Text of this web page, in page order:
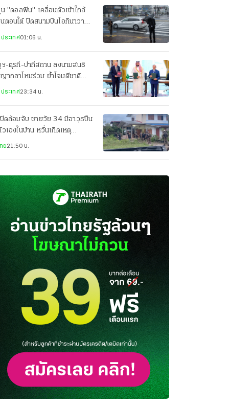
น "ดอลฟิน" เคลื่อนตัวเข้าใกล้
ตอนใต้ ปิดสนามบินโอกินาวา
พประชาชน-เจ็บ 3 ราย
ระเทศ01:06 น.
ฯ-ตุรกี-ปากีสถาน ลงนามสนธิ
ากลาโหมร่วม ย้ำโจมตีชาติ
เท่ากับโจมตีทั้ง 3 ประเทศ
ระเทศ23:34 น.
ดล้อมจับ ชายวัย 34 มีอาวุธปืน
วเองในบ้าน หวั่นเกิดเหตุ
ย21:50 น.